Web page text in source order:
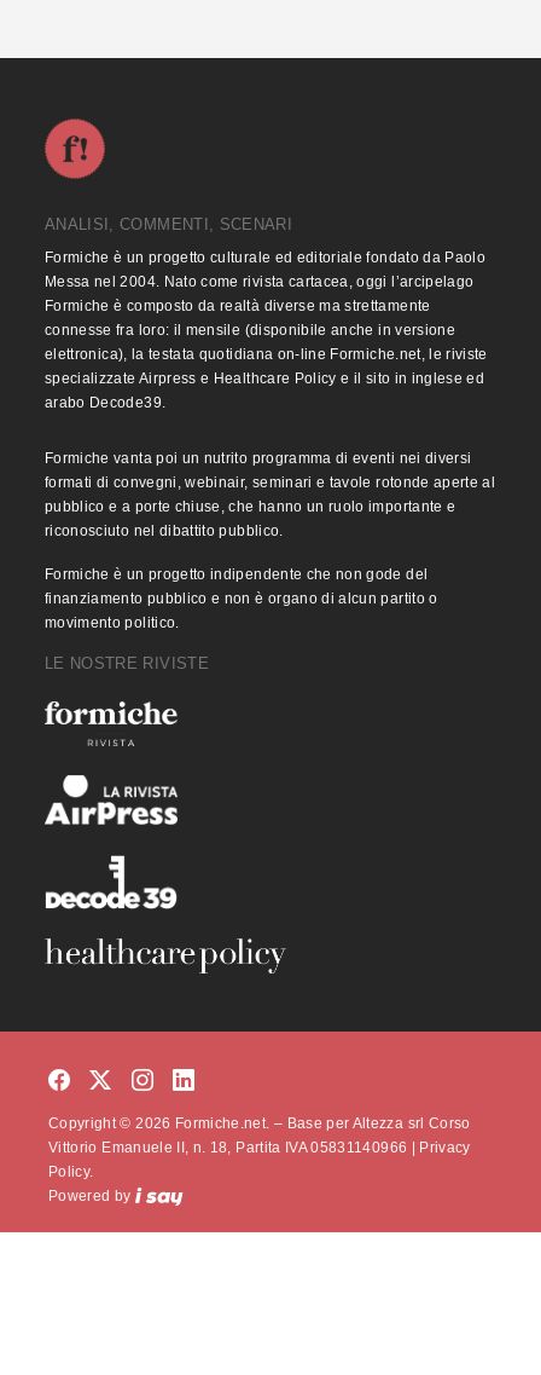
ANALISI, COMMENTI, SCENARI
Formiche è un progetto culturale ed editoriale fondato da Paolo
Messa nel 2004. Nato come rivista cartacea, oggi l’arcipelago
Formiche è composto da realtà diverse ma strettamente
connesse fra loro: il mensile (disponibile anche in versione
elettronica), la testata quotidiana on-line Formiche.net, le riviste
specializzate Airpress e Healthcare Policy e il sito in inglese ed
arabo Decode39.
Formiche vanta poi un nutrito programma di eventi nei diversi
formati di convegni, webinair, seminari e tavole rotonde aperte al
pubblico e a porte chiuse, che hanno un ruolo importante e
riconosciuto nel dibattito pubblico.
Formiche è un progetto indipendente che non gode del
finanziamento pubblico e non è organo di alcun partito o
movimento politico.
LE NOSTRE RIVISTE
Copyright © 2026 Formiche.net. – Base per Altezza srl Corso
Vittorio Emanuele II, n. 18, Partita IVA 05831140966 | Privacy
Policy.
Powered by